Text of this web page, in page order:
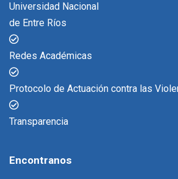
Universidad Nacional
de Entre Ríos
Redes Académicas
Protocolo de Actuación contra las
Transparencia
Encontranos